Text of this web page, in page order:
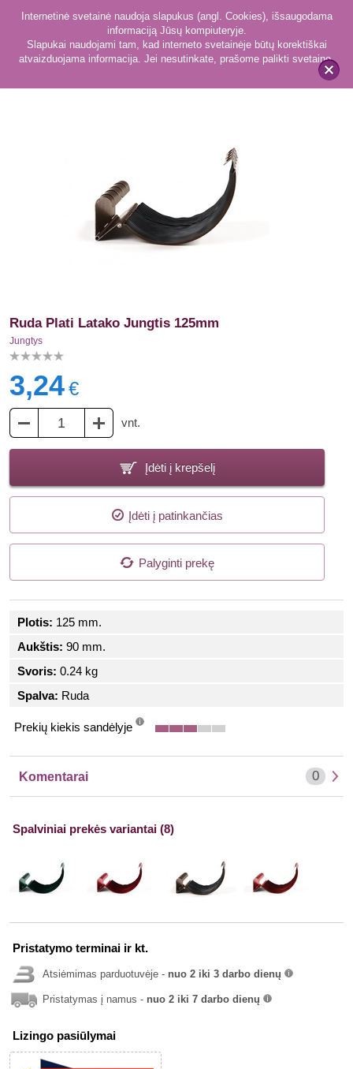
x
Internetinė svetainė naudoja slapukus (angl. Cookies), išsaugodama
informaciją Jūsų kompiuteryje.
Slapukai naudojami tam, kad interneto svetainėje būtų korektiškai
atvaizduojama informacija. Jei nesutinkate, prašome palikti svetainę.
Jungtys 103
Ruda Plati Latako Jungtis 125mm
Jungtys
3,24€
vnt.
Įdėti į krepšelį
Įdėti į patinkančias
Palyginti prekę
Plotis: 125 mm.
Aukštis: 90 mm.
Svoris: 0.24 kg
Spalva: Ruda
Prekių kiekis sandėlyje
Komentarai 0
Spalviniai prekės variantai (8)
Pristatymo terminai ir kt.
Atsiėmimas parduotuvėje - nuo 2 iki 3 darbo dienų
Pristatymas į namus - nuo 2 iki 7 darbo dienų
Lizingo pasiūlymai